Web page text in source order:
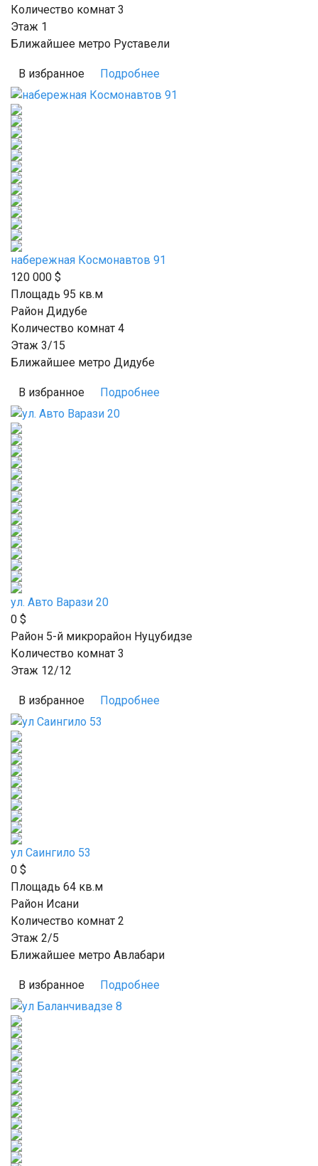
Количество комнат 3
Этаж 1
Ближайшее метро Руставели
В избранное Подробнее
набережная Космонавтов 91
120 000 $
Площадь 95 кв.м
Район Дидубе
Количество комнат 4
Этаж 3/15
Ближайшее метро Дидубе
В избранное Подробнее
ул. Авто Варази 20
0 $
Район 5-й микрорайон Нуцубидзе
Количество комнат 3
Этаж 12/12
В избранное Подробнее
ул Саингило 53
0 $
Площадь 64 кв.м
Район Исани
Количество комнат 2
Этаж 2/5
Ближайшее метро Авлабари
В избранное Подробнее